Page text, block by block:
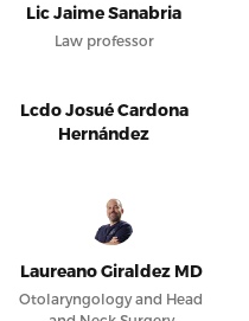
Lic Jaime Sanabria
Law professor
Lcdo Josué Cardona
Hernández
Laureano Giraldez MD
Otolaryngology and Head